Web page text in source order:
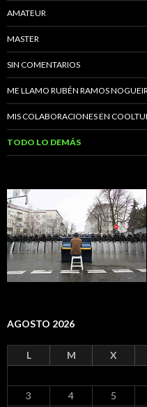
AMATEUR
MASTER
SIN COMENTARIOS
ME LLAMO RUBÉN RAMOS
MIS COLABORACIONES EN
TODO LO DEMÁS
AGOSTO 2026
L M X
3
4 5